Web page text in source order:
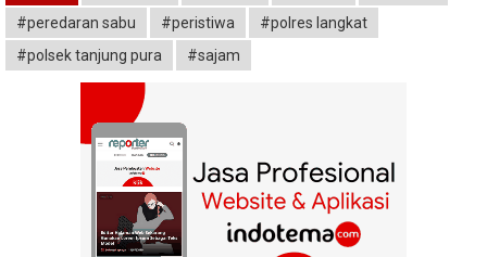
#peredaran sabu
#peristiwa
#polres langkat
#polsek tanjung pura
#sajam